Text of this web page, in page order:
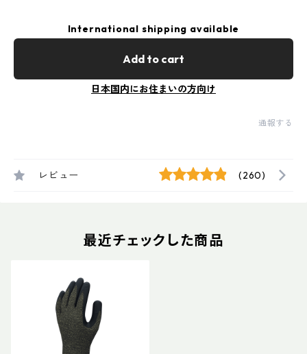
International shipping available
Add to cart
日本国内にお住まいの方向け
通報する
レビュー (260)
最近チェックした商品